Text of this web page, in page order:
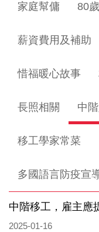
家庭幫傭 80
薪資費用及補助
惜福暖心故事
長照相關 中
移工學家常菜
多國語言防疫宣
中階移工，雇主應
2025-01-16